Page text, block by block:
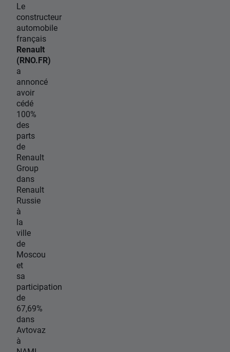
Le
constructeur
automobile
français
Renault
(RNO.FR)
a
annoncé
avoir
cédé
100%
des
parts
de
Renault
Group
dans
Renault
Russie
à
la
ville
de
Moscou
et
sa
participation
de
67,69%
dans
Avtovaz
à